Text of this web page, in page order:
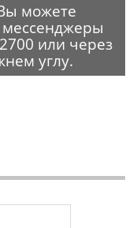
можете
мессенджеры
или через
углу.